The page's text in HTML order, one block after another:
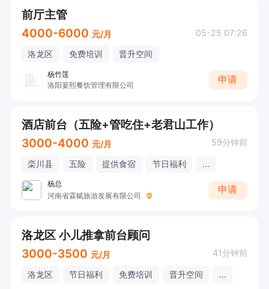
前厅主管
4000-6000 元/月 05-25 07:26
洛龙区 免费培训 晋升空间
杨竹莲
洛阳宴熙餐饮管理有限公司
申请
酒店前台（五险+管吃住+老君山工作）
3000-4000 元/月 59分钟前
栾川县 五险 提供食宿 节日福利 ...
杨总
河南省霖赋旅游发展有限公司
申请
洛龙区 小儿推拿前台顾问
3000-3500 元/月 41分钟前
洛龙区 节日福利 免费培训 晋升空间 ...